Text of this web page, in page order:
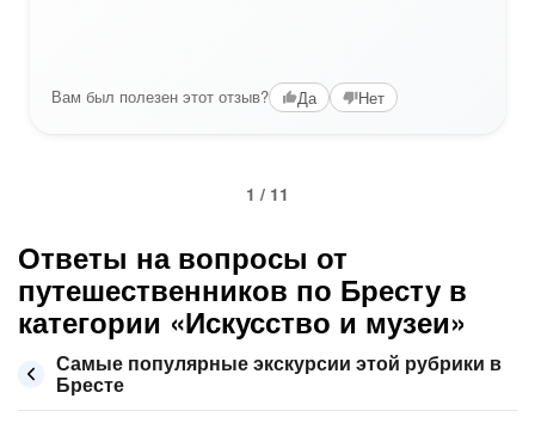
Вам был полезен этот отзыв? Да Нет
1 / 11
Ответы на вопросы от
путешественников по Бресту в
категории «Искусство и музеи»
Самые популярные экскурсии этой рубрики в
Бресте